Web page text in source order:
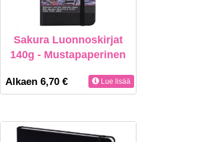
Sakura Luonnoskirjat
140g - Mustapaperinen
Alkaen 6,70 € Lue lisää